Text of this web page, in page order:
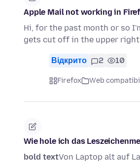
Apple Mail not working in
Hi, for the past month or so
gets cut off in the upper right
Відкрито 2 10
Firefox Web
Wie hole ich das
bold textVon Laptop alt auf